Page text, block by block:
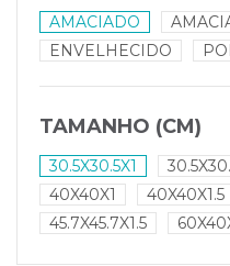
AMACIADO
ENVELHECIDO
TAMANHO (CM)
30.5X30.5X1
40X40X1
40X40X1.5
45.7X45.7X1.5